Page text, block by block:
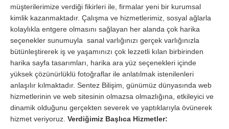
müşterilerimize verdiği fikirleri ile, firmalar yeni bir kurumsal
kimlik kazanmaktadır. Çalışma ve hizmetlerimiz, sosyal ağlarla
kolaylıkla entgere olmasını sağlayan her alanda çok harika
seçenekler sunumuyla sanal varlığınızı gerçek varlığınızla
bütünleştirerek iş ve yaşamınızı çok lezzetli kılan birbirinden
harika sayfa tasarımları, harika ara yüz seçenekleri içinde
yüksek çözünürlüklü fotoğraflar ile anlatılmak istenilenleri
anlaşılır kılmaktadır. Sentez Bilişim, günümüz dünyasında web
hizmetlerinin ve web sitesinin olmazsa olmazlığına, etkileyici ve
dinamik olduğunu gerçekten severek ve yaptıklarıyla övünerek
hizmet veriyoruz. Verdiğimiz Başlıca Hizmetler: